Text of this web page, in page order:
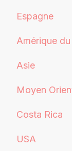
Espagne
Amérique du
Asie
Moyen
Costa Rica
USA